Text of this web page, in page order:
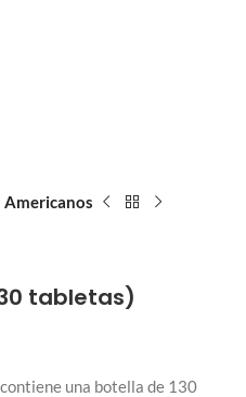
Americanos
tabletas)
una botella de 130